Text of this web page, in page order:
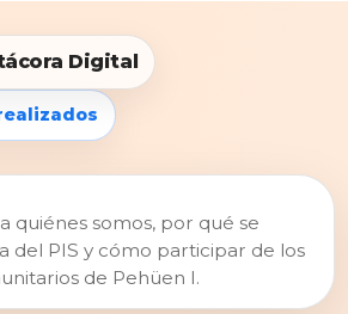
Digital
quiénes somos, por qué se
del PIS y cómo participar de los
de Pehüen I.